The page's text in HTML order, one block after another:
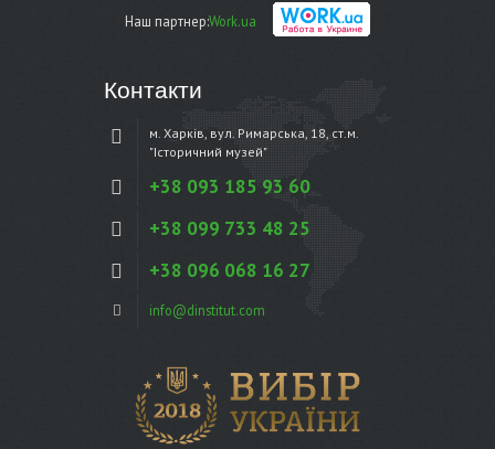
Наш партнер:Work.ua
Контакти
м. Харків, вул. Римарська, 18, ст.м.
"Історичний музей"
+38 093 185 93 60
+38 099 733 48 25
+38 096 068 16 27
info@dinstitut.com